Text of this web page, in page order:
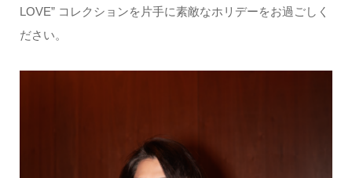
LOVE” コレクションを片手に素敵なホリデーをお過ごしく
ださい。